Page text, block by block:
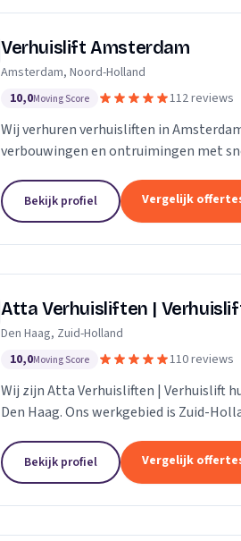
Verhuislift Amsterdam
Amsterdam, Noord-Holland
10,0Moving Score 112 reviews
Wij verhuren verhuisliften in
verbouwingen en ontruimingen met
Bekijk profiel Vergelijk
Atta Verhuisliften |
Den Haag, Zuid-Holland
10,0Moving Score 110 reviews
Wij zijn Atta Verhuisliften | Verhuislift
Den Haag. Ons werkgebied is Zuid-
Bekijk profiel Vergelijk